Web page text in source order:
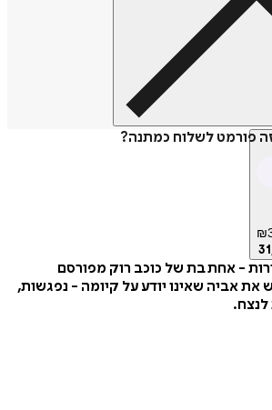
פורמט לשלוח כמתנה?
₪
- אחת בת של כוכב רוק מפורסם
את אביה שאינו יודע על קיומה - נפגשות,
לנצח.